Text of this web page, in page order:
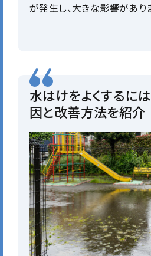
が発生し、大きな影響があり
水はけをよくするに
因と改善方法を紹介